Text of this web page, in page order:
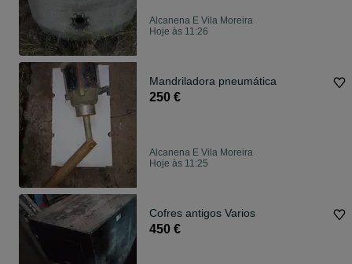
Alcanena E Vila Moreira
Hoje às 11:26
Mandriladora pneumática
250 €
Alcanena E Vila Moreira
Hoje às 11:25
Cofres antigos Varios
450 €